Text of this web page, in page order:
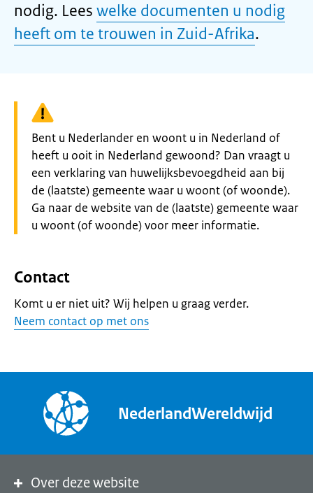
nodig. Lees welke documenten u nodig
heeft om te trouwen in Zuid-Afrika.
Waarschuwing:
Bent u Nederlander en woont u in Nederland of
heeft u ooit in Nederland gewoond? Dan vraagt u
een verklaring van huwelijksbevoegdheid aan bij
de (laatste) gemeente waar u woont (of woonde).
Ga naar de website van de (laatste) gemeente waar
u woont (of woonde) voor meer informatie.
Contact
Komt u er niet uit? Wij helpen u graag verder.
Neem contact op met ons
NederlandWereldwijd
Over deze website